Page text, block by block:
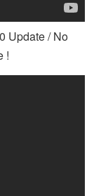
Update / No
!